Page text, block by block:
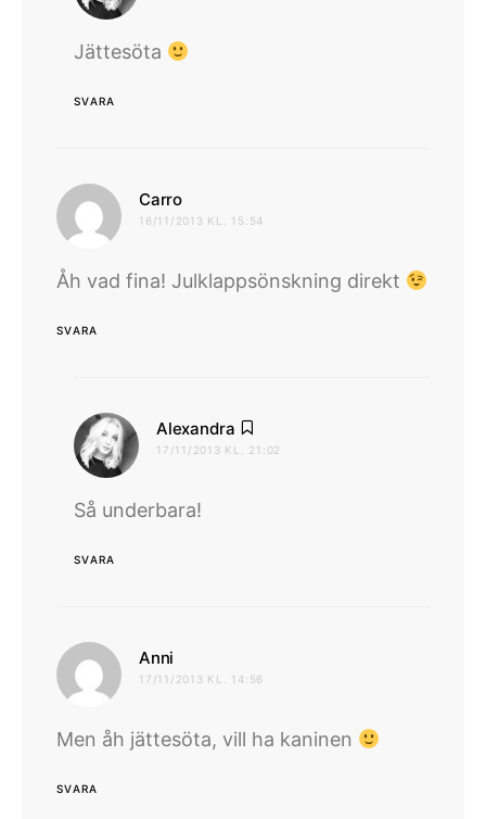
Jättesöta
SVARA
Carro
16/11/2013 KL. 15:54
Åh vad fina! Julklappsönskning direkt
SVARA
Alexandra
17/11/2013 KL. 21:02
Så underbara!
SVARA
Anni
17/11/2013 KL. 14:56
Men åh jättesöta, vill ha kaninen
SVARA